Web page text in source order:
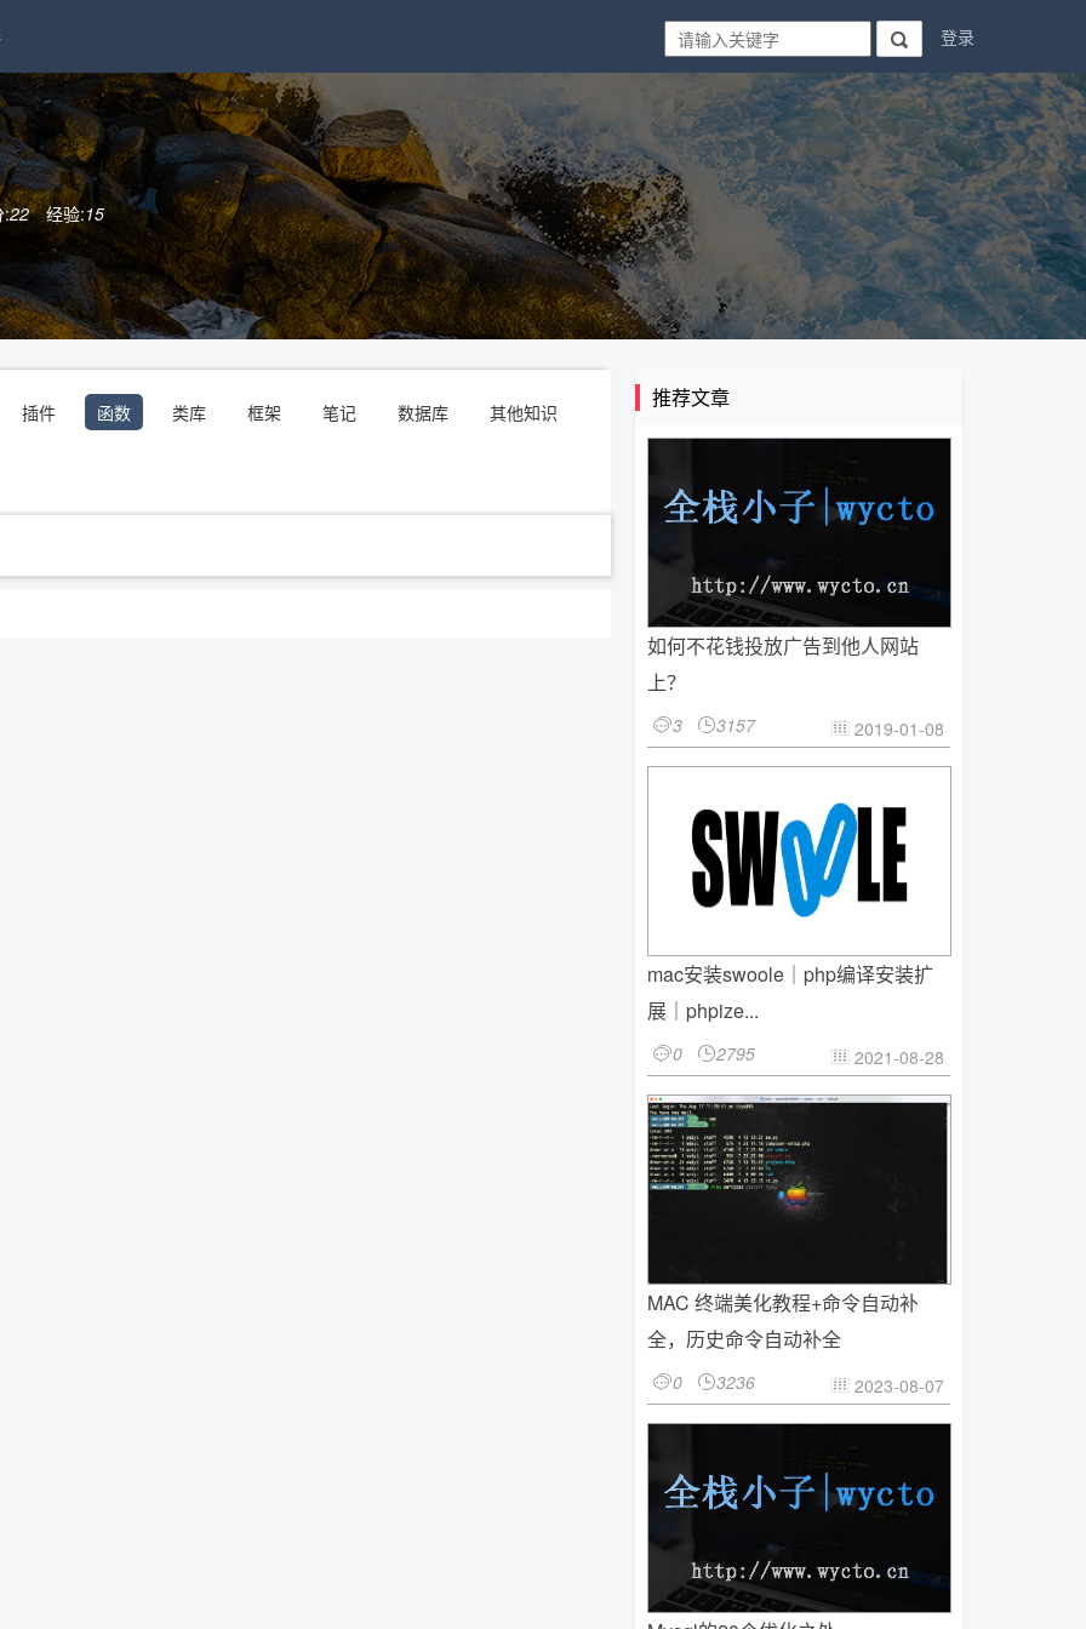
 登录
:22 经验:15
插件 函数 类库 框架 笔记 数据库
其他知识
推荐文章
如何不花钱投放广告到他人网站
上？
3 3157  2019-01-08
mac安装swoole｜php编译安装扩
展｜phpize...
0 2795  2021-08-28
MAC 终端美化教程+命令自动补
全，历史命令自动补全
0 3236  2023-08-07